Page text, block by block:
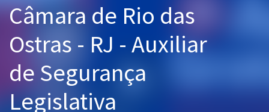
Assinatura Ilimitada
Pós
Graduação
OAB
Câmara de Rio das
Ostras - RJ - Auxiliar
de Segurança
Legislativa